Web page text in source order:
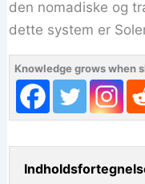
den nomadiske og
dette system er
Knowledge grows when